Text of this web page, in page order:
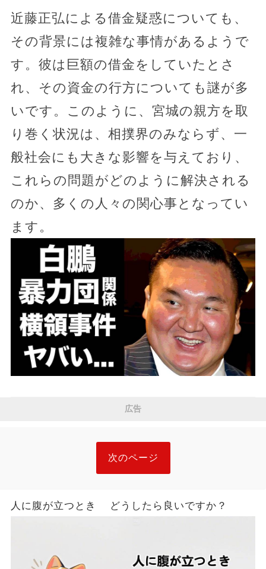
近藤正弘による借金疑惑についても、
その背景には複雑な事情があるようで
す。彼は巨額の借金をしていたとさ
れ、その資金の行方についても謎が多
いです。このように、宮城の親方を取
り巻く状況は、相撲界のみならず、一
般社会にも大きな影響を与えており、
これらの問題がどのように解決される
のか、多くの人々の関心事となってい
ます。
広告
次のページ
人に腹が立つとき どうしたら良いですか？